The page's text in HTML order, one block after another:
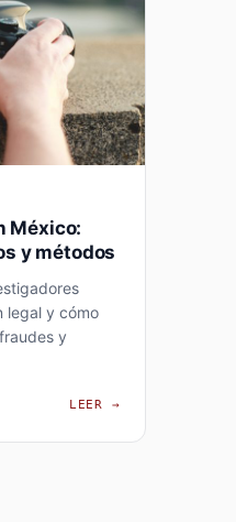
EN MÉXICO: INFIDELIDAD,
México:
y métodos
legal y cómo
y
LEER→